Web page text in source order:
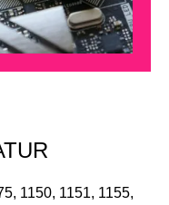
1150, 1151, 1155,